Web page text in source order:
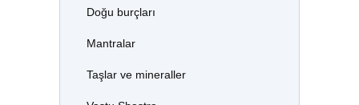
Doğu burçları
Mantralar
Taşlar ve mineraller